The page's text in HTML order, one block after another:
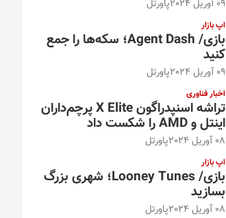
09 آوریل 2024 پاورتل
اپ بازار
بازی/ Agent Dash؛ سکه‌ها را جمع
کنید
09 آوریل 2024 پاورتل
اخبار فناوری
تراشه اسنپدراگون X Elite پرچم‌داران
اینتل و AMD را شکست داد
08 آوریل 2024 پاورتل
اپ بازار
بازی/ Looney Tunes؛ شهری بزرگ
بسازید
08 آوریل 2024 پاورتل